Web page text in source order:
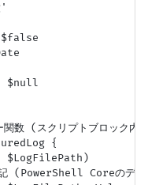
$null
数 (スクリプトブロック内
{
$LogFilePath)
(PowerShell Coreのデフ